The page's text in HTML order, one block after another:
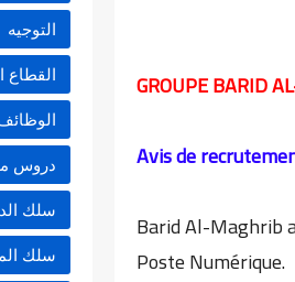
GROUPE BARID
Avis de
Barid Al-Maghrib
Poste Numérique.
التوجيه
القطاع
دروس
سلك
سلك